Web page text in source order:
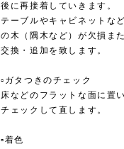
後に再接着していきます。
テーブルやキャビネットな
の木（隅木など）が欠損ま
交換・追加を致します。
▫︎ガタつきのチェック
床などのフラットな面に置
チェックして直します。
▫︎着色